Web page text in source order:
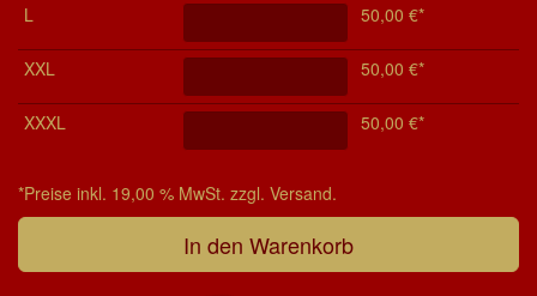
L 50,00 €*
XXL 50,00 €*
XXXL 50,00 €*
*Preise inkl. 19,00 % MwSt. zzgl. Versand.